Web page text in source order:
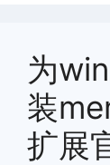
为
装
扩展